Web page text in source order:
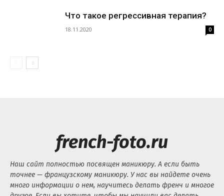
Что такое регрессивная терапия?
18.11.2020 0
french-foto.ru
Наш сайт полностью посвящен маникюру. А если быть
точнее — французскому маникюру. У нас вы найдете очень
много информации о нем, научитесь делать френч и многое